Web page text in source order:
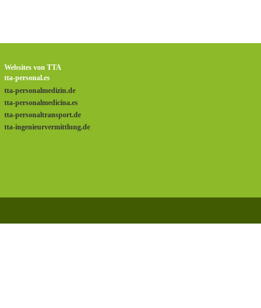
Websites von TTA
tta-personal.es
tta-personalmedizin.de
tta-personalmedicina.es
tta-personaltransport.de
tta-ingenieurvermittlung.de